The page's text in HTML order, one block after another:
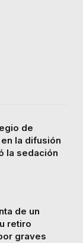
de
la difusión
la sedación
de un
retiro
graves